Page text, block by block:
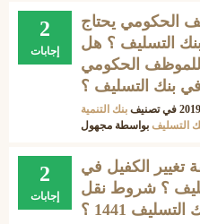
2
إجابات
الحكومي يحتاج
التسليف ؟ هل
الحكومي
في بنك التسليف ؟
في تصنيف بنك التنمية
التسليف بواسطة مجهول
2
إجابات
تغيير الكفيل في
؟ شروط نقل
1441 ؟